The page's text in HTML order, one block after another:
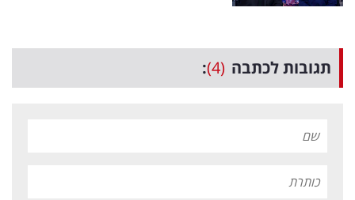
תגובות לכתבה (4)
: